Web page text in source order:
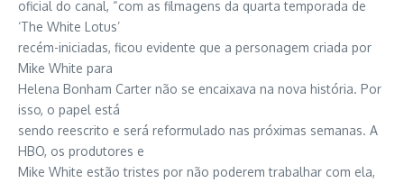
oficial do canal, “com as filmagens da quarta temporada de
‘The White Lotus’
recém-iniciadas, ficou evidente que a personagem criada por
Mike White para
Helena Bonham Carter não se encaixava na nova história. Por
isso, o papel está
sendo reescrito e será reformulado nas próximas semanas. A
HBO, os produtores e
Mike White estão tristes por não poderem trabalhar com ela,